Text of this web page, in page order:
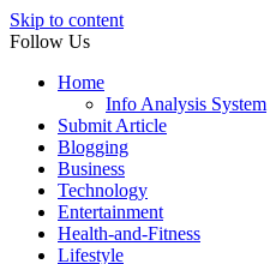
Skip to content
Follow Us
Home
Info Analysis System
Submit Article
Blogging
Business
Technology
Entertainment
Health-and-Fitness
Lifestyle